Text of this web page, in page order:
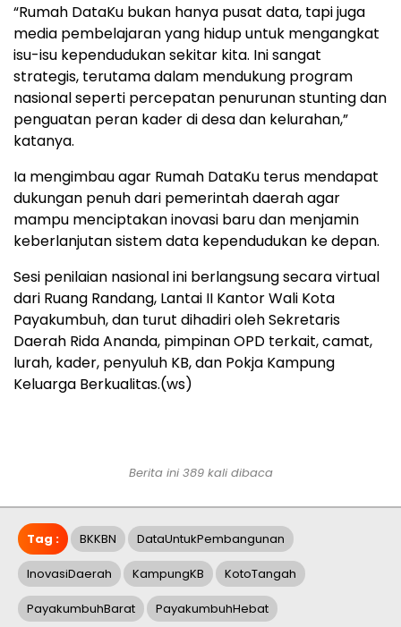
“Rumah DataKu bukan hanya pusat data, tapi juga
media pembelajaran yang hidup untuk mengangkat
isu-isu kependudukan sekitar kita. Ini sangat
strategis, terutama dalam mendukung program
nasional seperti percepatan penurunan stunting dan
penguatan peran kader di desa dan kelurahan,”
katanya.
Ia mengimbau agar Rumah DataKu terus mendapat
dukungan penuh dari pemerintah daerah agar
mampu menciptakan inovasi baru dan menjamin
keberlanjutan sistem data kependudukan ke depan.
Sesi penilaian nasional ini berlangsung secara virtual
dari Ruang Randang, Lantai II Kantor Wali Kota
Payakumbuh, dan turut dihadiri oleh Sekretaris
Daerah Rida Ananda, pimpinan OPD terkait, camat,
lurah, kader, penyuluh KB, dan Pokja Kampung
Keluarga Berkualitas.(ws)
Berita ini 389 kali dibaca
Tag : BKKBN DataUntukPembangunan
InovasiDaerah KampungKB KotoTangah
PayakumbuhBarat PayakumbuhHebat